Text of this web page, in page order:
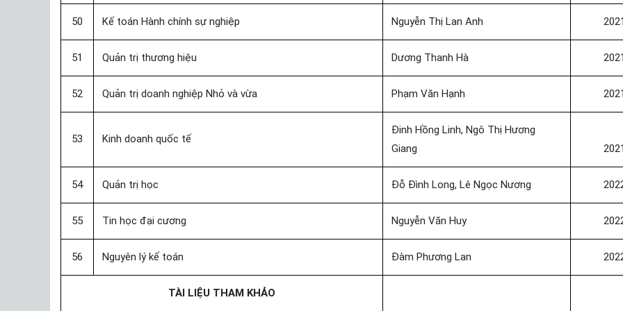
50 Kế toán Hành chính sự nghiệp Nguyễn Thị Lan Anh 2021
51 Quản trị thương hiệu Dương Thanh Hà 2021
52 Quản trị doanh nghiệp Nhỏ và vừa Phạm Văn Hạnh 2021
53 Kinh doanh quốc tế
Đinh Hồng Linh, Ngô Thị Hương
Giang
2021
54 Quản trị học Đỗ Đình Long, Lê Ngọc Nương
55 Tin học đại cương Nguyễn Văn Huy
56 Nguyên lý kế toán Đàm Phương Lan
TÀI LIỆU THAM KHẢO